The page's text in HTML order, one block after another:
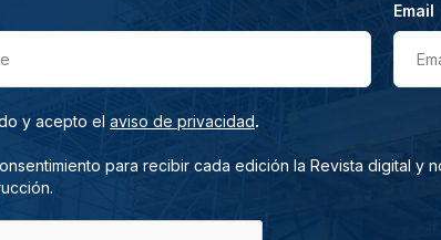
Email
y acepto el aviso de privacidad.
para recibir cada edición la Revista digital y